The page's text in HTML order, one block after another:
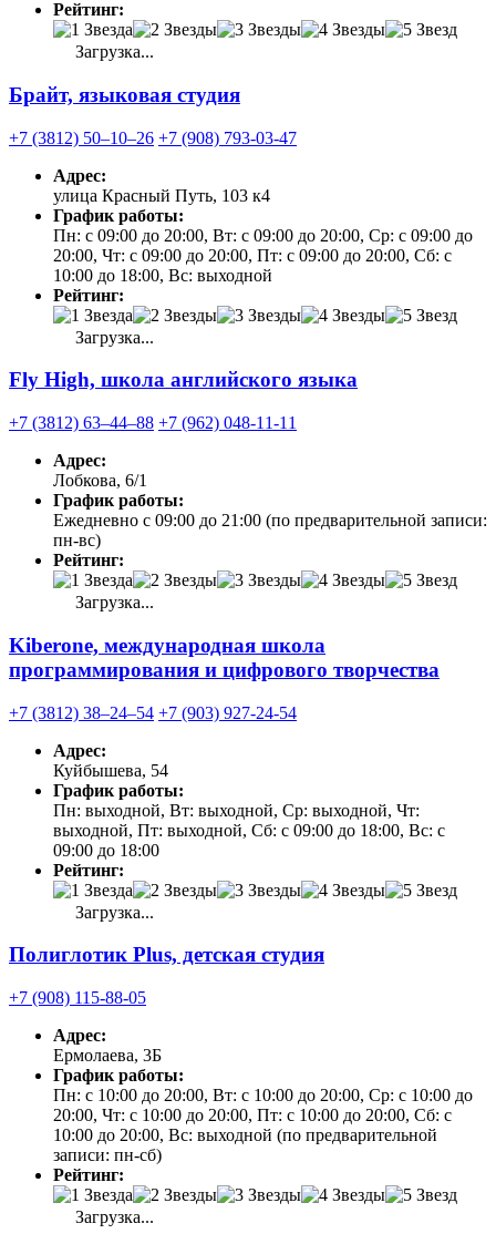
Рейтинг:
Загрузка...
Брайт, языковая студия
+7 (3812) 50‒10‒26 +7 (908) 793-03-47
Адрес:
улица Красный Путь, 103 к4
График работы:
Пн: с 09:00 до 20:00, Вт: с 09:00 до 20:00, Ср: с 09:00 до
20:00, Чт: с 09:00 до 20:00, Пт: с 09:00 до 20:00, Сб: с
10:00 до 18:00, Вс: выходной
Рейтинг:
Загрузка...
Fly High, школа английского языка
+7 (3812) 63‒44‒88 +7 (962) 048-11-11
Адрес:
Лобкова, 6/1
График работы:
Ежедневно с 09:00 до 21:00 (по предварительной записи:
пн-вс)
Рейтинг:
Загрузка...
Kiberone, международная школа
программирования и цифрового творчества
+7 (3812) 38‒24‒54 +7 (903) 927-24-54
Адрес:
Куйбышева, 54
График работы:
Пн: выходной, Вт: выходной, Ср: выходной, Чт:
выходной, Пт: выходной, Сб: с 09:00 до 18:00, Вс: с
09:00 до 18:00
Рейтинг:
Загрузка...
Полиглотик Plus, детская студия
+7 (908) 115-88-05
Адрес:
Ермолаева, 3Б
График работы:
Пн: с 10:00 до 20:00, Вт: с 10:00 до 20:00, Ср: с 10:00 до
20:00, Чт: с 10:00 до 20:00, Пт: с 10:00 до 20:00, Сб: с
10:00 до 20:00, Вс: выходной (по предварительной
записи: пн-сб)
Рейтинг:
Загрузка...